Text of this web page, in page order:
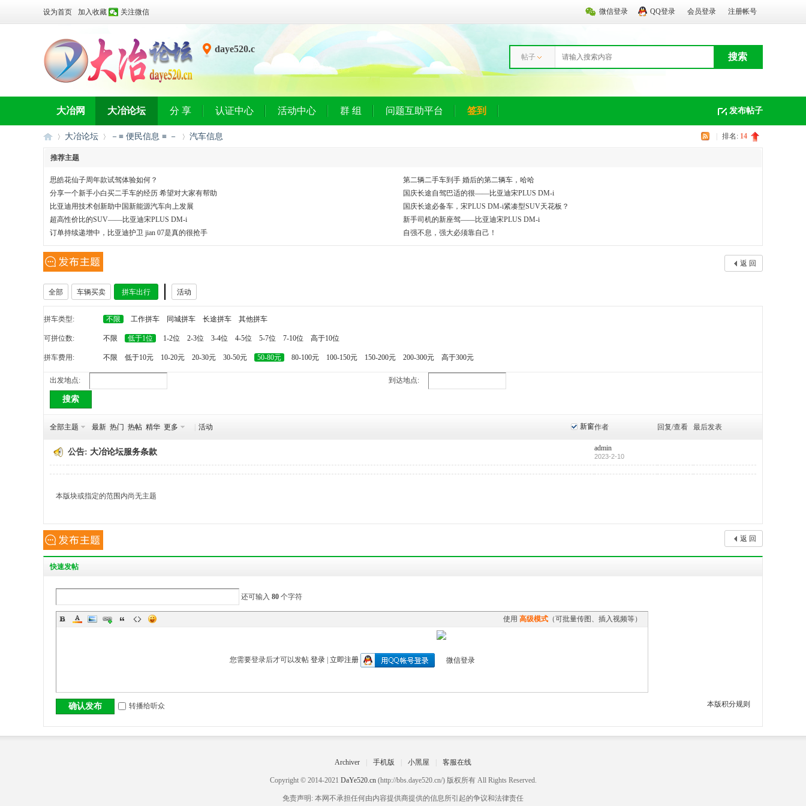
微信登录 QQ登录 会员登录 注册帐号
设为首页 加入收藏 关注微信
daye520.c
帖子 搜索
发布帖子
大冶网 大冶论坛 分 享 认证中心 活动中心 群 组 问题互助平台 签到
冶
网
丨
»
大冶论坛 －≡ 便民信息 ≡ －
›
汽车信息 排名: 14
推荐主题
思皓花仙子周年款试驾体验如何？
第二辆二手车到手 婚后的第二辆车，哈哈
分享一个新手小白买二手车的经历 希望对大家有帮助
国庆长途自驾巴适的很——比亚迪宋PLUS DM-i
比亚迪用技术创新助中国新能源汽车向上发展
国庆长途必备车，宋PLUS DM-i紧凑型SUV天花板？
超高性价比的SUV——比亚迪宋PLUS DM-i
新手司机的新座驾——比亚迪宋PLUS DM-i
订单持续递增中，比亚迪护卫 jian 07是真的很抢手
自强不息，强大必须靠自己！
返 回
全部 车辆买卖 拼车出行 活动
拼车类型: 不限 工作拼车 同城拼车 长途拼车 其他拼车
可拼位数: 不限 低于1位 1-2位 2-3位 3-4位 4-5位 5-7位 7-10位 高于10位
拼车费用: 不限 低于10元 10-20元 20-30元 30-50元 50-80元 80-100元 100-150元 150-200元 200-300元 高于300元
出发地点: 到达地点:
搜索
新窗
全部主题 最新 热门 热帖 精华 更多 活动 作者 回复/查看 最后发表
公告: 大冶论坛服务条款 admin
2023-2-10
本版块或指定的范围内尚无主题
返 回
快速发帖
还可输入 80 个字符
使用 高级模式 （可批量传图、插入视频等）
您需要登录后才可以发帖 登录| 立即注册
本版积分规则
确认发布 转播给听众
Archiver 手机版 小黑屋 客服在线
Copyright © 2014-2021 DaYe520.cn(http://bbs.daye520.cn/) 版权所有 All Rights Reserved.
免责声明: 本网不承担任何由内容提供商提供的信息所引起的争议和法律责任